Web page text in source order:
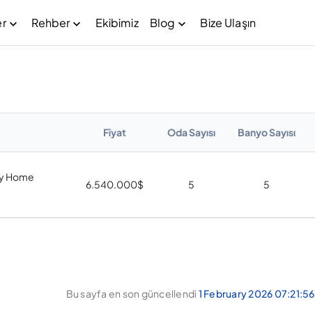
Rehber Ekibimiz Blog Bize Ulaşın
Fiyat Oda Sayısı Banyo Sayısı
Home
6.540.000$ 5 5
Bu sayfa en son güncellendi 1 February 2026 07:21:56